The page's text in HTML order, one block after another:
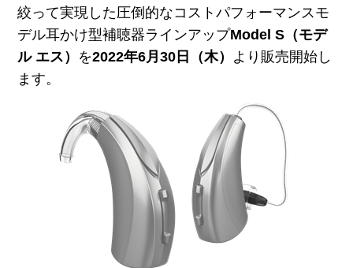
絞って実現した圧倒的なコストパフォーマンスモ
デル耳かけ型補聴器ラインアップModel S（モデ
ル エス）
を2022年6月30日（木）
より販売開始し
ます。